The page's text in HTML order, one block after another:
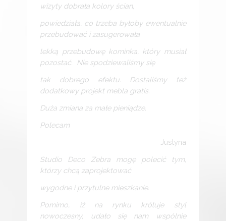
wizyty dobrała kolory ścian,
powiedziała, co trzeba byłoby ewentualnie
przebudować i zasugerowała
lekką przebudowę kominka, który musiał
pozostać. Nie spodziewaliśmy się
tak dobrego efektu. Dostaliśmy też
dodatkowy projekt mebla gratis.
Duża zmiana za małe pieniądze.
Polecam
Justyna
Studio Deco Zebra mogę polecić tym,
którzy chcą zaprojektować
wygodne i przytulne mieszkanie.
Pomimo, iż na rynku króluje styl
nowoczesny, udało się nam wspólnie